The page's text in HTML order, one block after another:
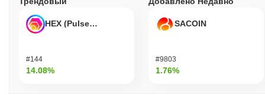
HEX (Pulsechain)
#144
14.08%
SACOIN
#9803
1.76%